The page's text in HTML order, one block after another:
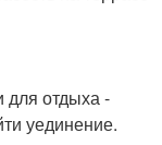
для отдыха -
уединение.